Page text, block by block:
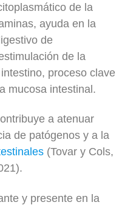
de la
ayuda en la
de
de la
proceso clave
mucosa intestinal.
a atenuar
de patógenos y a la
(Tovar y Cols,
y presente en la